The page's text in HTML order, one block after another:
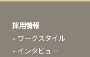
採用情報
ワークスタイル
インタビュー